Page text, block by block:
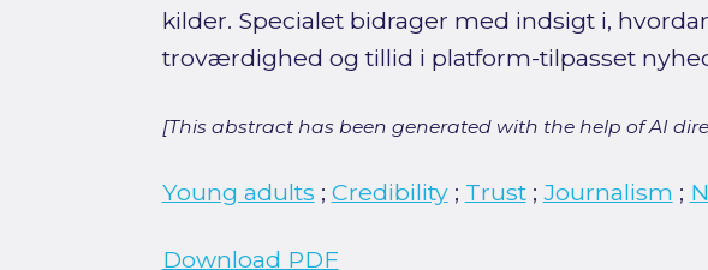
kilder. Specialet bidrager med indsigt i,
troværdighed og tillid i platform-tilpasset
[This abstract has been generated with the help of AI
Young adults ; Credibility; Trust; Journalism ;
Download PDF